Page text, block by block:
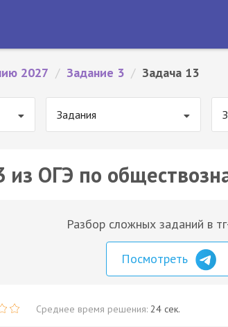
2027 / Задание 3 / Задача 13
Задания
из ОГЭ по
Разбор сложных заданий в
Посмотреть
Среднее время решения: 24 сек.